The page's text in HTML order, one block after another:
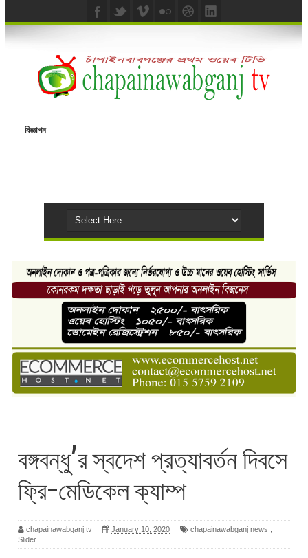
বিজ্ঞাপন
বঙ্গবন্ধু’র স্বদেশ প্রত্যাবর্তন দিবসে
ফ্রি-মেডিকেল ক্যাম্প
chapainawabganj tv January 10, 2020 chapainawabganj news
Slider